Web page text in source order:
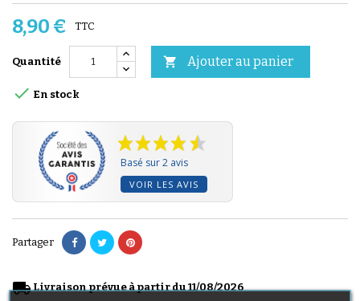
8,90 € TTC
Quantité  Ajouter au panier
 En stock
Basé sur 2 avis
VOIR LES AVIS
Partager
local_shippingLivraison prévue à partir du 11/08/2026